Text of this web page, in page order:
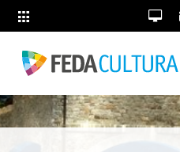
SALTAR A LA INFORMACIÓ DE
ALTRES LLOCS WEB